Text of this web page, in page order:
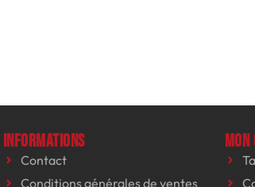
Informations
Contact
Conditions générales de ventes